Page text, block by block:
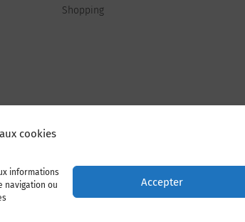
cookies
informations
navigation ou
Accepter
Shopping
Adhérer à l’association Nous contacter